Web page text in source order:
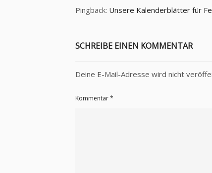
Pingback: Unsere Kalenderblätter für
SCHREIBE EINEN KOMMENTAR
Deine E-Mail-Adresse wird nicht
Kommentar*